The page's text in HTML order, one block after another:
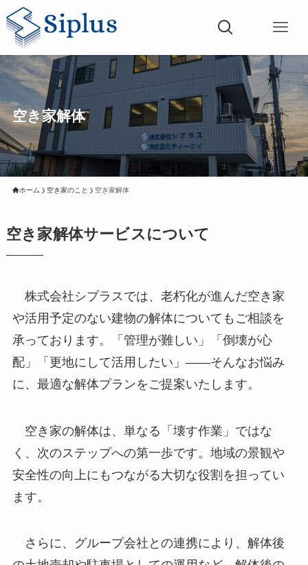
空き家解体
ホーム 空き家のこと 空き家解体
空き家解体サービスについて
株式会社シプラスでは、老朽化が進んだ空き家
や活用予定のない建物の解体についてもご相談を
承っております。「管理が難しい」「倒壊が心
配」「更地にして活用したい」——そんなお悩み
に、最適な解体プランをご提案いたします。
空き家の解体は、単なる「壊す作業」ではな
く、次のステップへの第一歩です。地域の景観や
安全性の向上にもつながる大切な役割を担ってい
ます。
さらに、グループ会社との連携により、解体後